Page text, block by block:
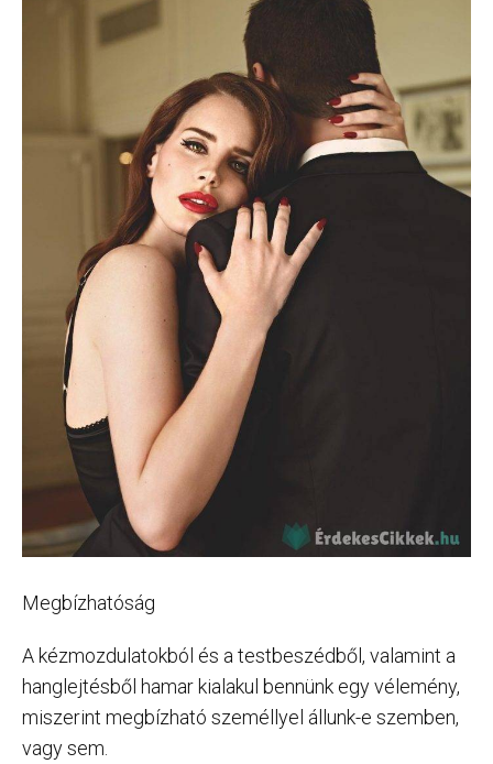
Megbízhatóság
A kézmozdulatokból és a testbeszédből, valamint a
hanglejtésből hamar kialakul bennünk egy vélemény,
miszerint megbízható személlyel állunk-e szemben,
vagy sem.